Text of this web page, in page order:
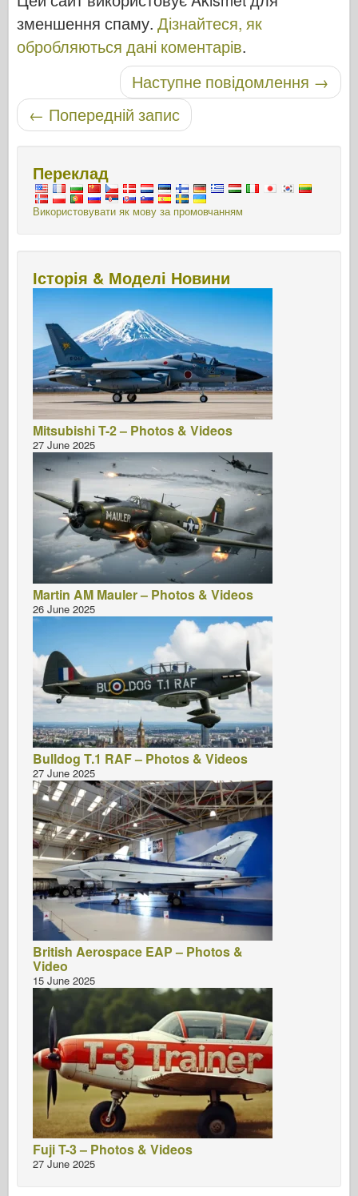
зменшення спаму. Дізнайтеся, як
обробляються дані коментарів.
Навігація по постуНаступне повідомлення →
← Попередній запис
Переклад
Використовувати як мову за промовчанням
Історія & Моделі Новини
Mitsubishi T-2 – Photos & Videos
27 June 2025
Martin AM Mauler – Photos & Videos
26 June 2025
Bulldog T.1 RAF – Photos & Videos
27 June 2025
British Aerospace EAP – Photos &
Video
15 June 2025
Fuji T-3 – Photos & Videos
27 June 2025